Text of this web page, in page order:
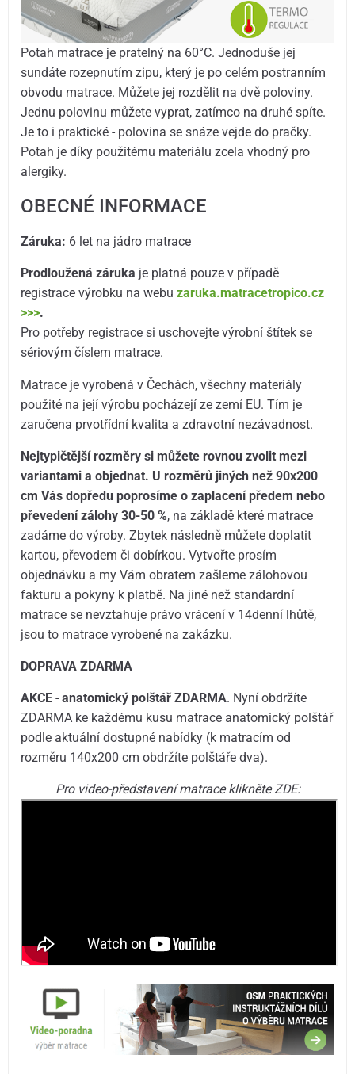
Potah matrace je pratelný na 60°C. Jednoduše jej
sundáte rozepnutím zipu, který je po celém postranním
obvodu matrace. Můžete jej rozdělit na dvě poloviny.
Jednu polovinu můžete vyprat, zatímco na druhé spíte.
Je to i praktické - polovina se snáze vejde do pračky.
Potah je díky použitému materiálu zcela vhodný pro
alergiky.
OBECNÉ INFORMACE
Záruka: 6 let na jádro matrace
Prodloužená záruka je platná pouze v případě
registrace výrobku na webuzaruka.matracetropico.cz
>>>.
Pro potřeby registrace si uschovejte výrobní štítek se
sériovým číslem matrace.
Matrace je vyrobená v Čechách, všechny materiály
použité na její výrobu pocházejí ze zemí EU. Tím je
zaručena prvotřídní kvalita a zdravotní nezávadnost.
Nejtypičtější rozměry si můžete rovnou zvolit mezi
variantami a objednat. U rozměrů jiných než 90x200
cm Vás dopředu poprosíme o zaplacení předem nebo
převedení zálohy 30-50 %, na základě které matrace
zadáme do výroby. Zbytek následně můžete doplatit
kartou, převodem či dobírkou. Vytvořte prosím
objednávku a my Vám obratem zašleme zálohovou
fakturu a pokyny k platbě. Na jiné než standardní
matrace se nevztahuje právo vrácení v 14denní lhůtě,
jsou to matrace vyrobené na zakázku.
DOPRAVA ZDARMA
AKCE -anatomický polštář ZDARMA. Nyní obdržíte
ZDARMA ke každému kusu matrace anatomický polštář
podle aktuální dostupné nabídky (k matracím od
rozměru 140x200 cm obdržíte polštáře dva).
Pro video-představení matrace klikněte ZDE: